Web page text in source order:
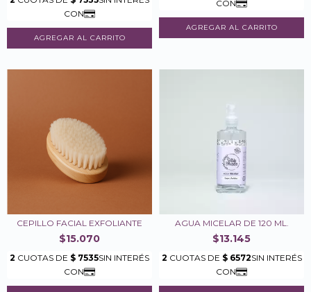
CEPILLO FACIAL EXFOLIANTE
$15.070
AGUA MICELAR DE 120 ML.
$13.145